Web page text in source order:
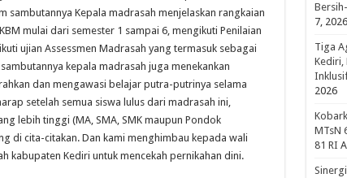
sambutannya Kepala madrasah menjelaskan rangkaian
mulai dari semester 1 sampai 6, mengikuti Penilaian
ujian Assessmen Madrasah yang termasuk sebagai
kepala madrasah juga menekankan
dan mengawasi belajar putra-putrinya selama
setelah semua siswa lulus dari madrasah ini,
lebih tinggi (MA, SMA, SMK maupun Pondok
di cita-citakan. Dan kami menghimbau kepada wali
kabupaten Kediri untuk mencekah pernikahan dini.
7, 2026
Tiga
Kediri,
2026
MTsN
81 RI